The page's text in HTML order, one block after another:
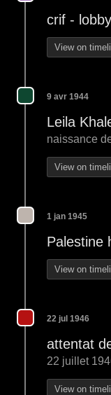
crif - lobby
View on
9 avr 1944
Leila
naissance
View on
1 jan 1945
Palestine
View on
22 jul 1946
attentat
22 juillet
View on